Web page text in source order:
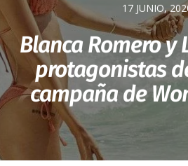
17 JUNIO,
Blanca Romero y
protagonistas
campaña de